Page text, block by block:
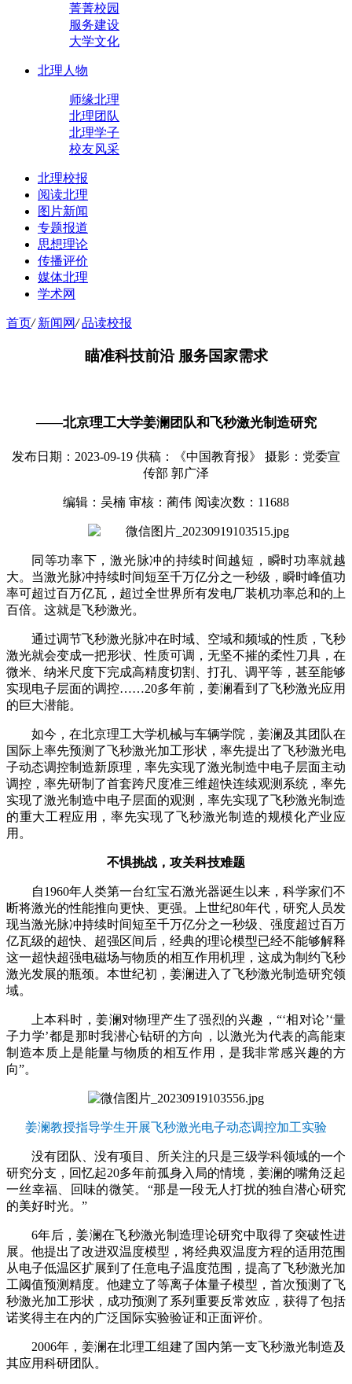
菁菁校园
服务建设
大学文化
北理人物
师缘北理
北理团队
北理学子
校友风采
北理校报
阅读北理
图片新闻
专题报道
思想理论
传播评价
媒体北理
学术网
首页/ 新闻网/ 品读校报
瞄准科技前沿 服务国家需求
——北京理工大学姜澜团队和飞秒激光制造研究
发布日期：2023-09-19 供稿：《中国教育报》
摄影：党委宣
传部 郭广泽
编辑：吴楠 审核：蔺伟 阅读次数： 11688
同等功率下，激光脉冲的持续时间越短，瞬时功率就越
大。当激光脉冲持续时间短至千万亿分之一秒级，瞬时峰值功
率可超过百万亿瓦，超过全世界所有发电厂装机功率总和的上
百倍。这就是飞秒激光。
通过调节飞秒激光脉冲在时域、空域和频域的性质，飞秒
激光就会变成一把形状、性质可调，无坚不摧的柔性刀具，在
微米、纳米尺度下完成高精度切割、打孔、调平等，甚至能够
实现电子层面的调控……20多年前，姜澜看到了飞秒激光应用
的巨大潜能。
如今，在北京理工大学机械与车辆学院，姜澜及其团队在
国际上率先预测了飞秒激光加工形状，率先提出了飞秒激光电
子动态调控制造新原理，率先实现了激光制造中电子层面主动
调控，率先研制了首套跨尺度准三维超快连续观测系统，率先
实现了激光制造中电子层面的观测，率先实现了飞秒激光制造
的重大工程应用，率先实现了飞秒激光制造的规模化产业应
用。
不惧挑战，攻关科技难题
自1960年人类第一台红宝石激光器诞生以来，科学家们不
断将激光的性能推向更快、更强。上世纪80年代，研究人员发
现当激光脉冲持续时间短至千万亿分之一秒级、强度超过百万
亿瓦级的超快、超强区间后，经典的理论模型已经不能够解释
这一超快超强电磁场与物质的相互作用机理，这成为制约飞秒
激光发展的瓶颈。本世纪初，姜澜进入了飞秒激光制造研究领
域。
上本科时，姜澜对物理产生了强烈的兴趣，“‘相对论’‘量
子力学’都是那时我潜心钻研的方向，以激光为代表的高能束
制造本质上是能量与物质的相互作用，是我非常感兴趣的方
向”。
姜澜教授指导学生开展飞秒激光电子动态调控加工实验
没有团队、没有项目、所关注的只是三级学科领域的一个
研究分支，回忆起20多年前孤身入局的情境，姜澜的嘴角泛起
一丝幸福、回味的微笑。“那是一段无人打扰的独自潜心研究
的美好时光。”
6年后，姜澜在飞秒激光制造理论研究中取得了突破性进
展。他提出了改进双温度模型，将经典双温度方程的适用范围
从电子低温区扩展到了任意电子温度范围，提高了飞秒激光加
工阈值预测精度。他建立了等离子体量子模型，首次预测了飞
秒激光加工形状，成功预测了系列重要反常效应，获得了包括
诺奖得主在内的广泛国际实验验证和正面评价。
2006年，姜澜在北理工组建了国内第一支飞秒激光制造及
其应用科研团队。